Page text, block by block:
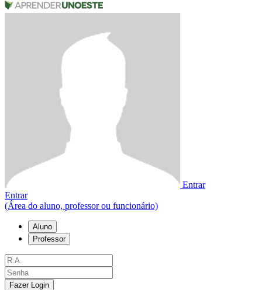
Entrar
Entrar
(Área do aluno, professor ou funcionário)
Aluno
Professor
Fazer Login